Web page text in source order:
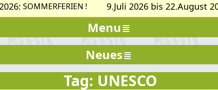
SOMMERFERIEN ! 9.Juli 2026 bis 22.August
Menu
Tag: UNESCO
Neues